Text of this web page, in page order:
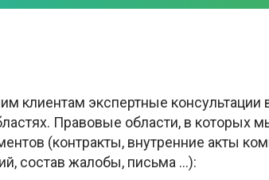
клиентам экспертные консультации
Правовые области, в которых
(контракты, внутренние акты
состав жалобы, письма …):